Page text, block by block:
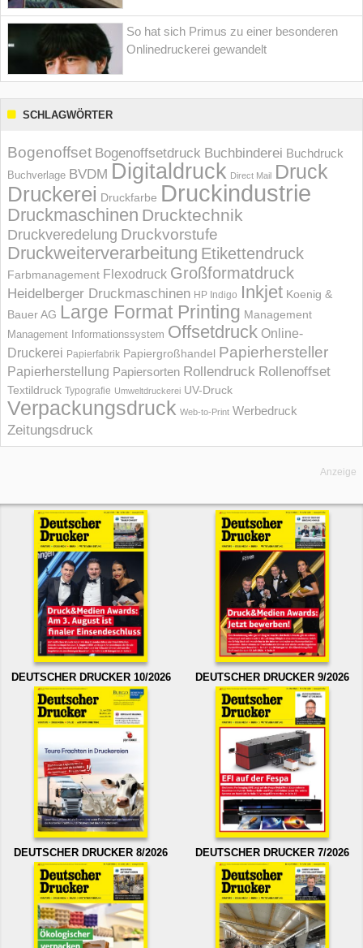
So hat sich Primus zu einer besonderen
Onlinedruckerei gewandelt
SCHLAGWÖRTER
Bogenoffset Bogenoffsetdruck Buchbinderei Buchdruck
Buchverlage BVDM Digitaldruck Direct Mail Druck
Druckerei Druckfarbe Druckindustrie
Druckmaschinen Drucktechnik
Druckveredelung Druckvorstufe
Druckweiterverarbeitung Etikettendruck
Farbmanagement Flexodruck Großformatdruck
Heidelberger Druckmaschinen HP Indigo Inkjet Koenig &
Bauer AG Large Format Printing Management
Management Informations­system Offsetdruck Online-
Druckerei Papierfabrik Papiergroßhandel Papierhersteller
Papierherstellung Papiersorten Rollendruck Rollenoffset
Textildruck Typografie Umweltdruckerei UV-Druck
Verpackungsdruck Web-to-Print Werbedruck
Zeitungsdruck
Anzeige
DEUTSCHER DRUCKER 10/2026 DEUTSCHER DRUCKER 9/2026
DEUTSCHER DRUCKER 8/2026 DEUTSCHER DRUCKER 7/2026